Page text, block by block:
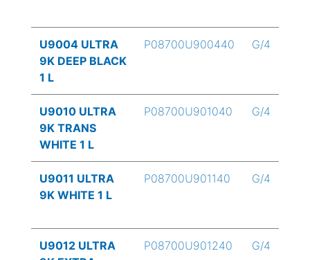
U9004 ULTRA
9K DEEP BLACK
1 L
P08700U900440 G/4
U9010 ULTRA
9K TRANS
WHITE 1 L
P08700U901040 G/4
U9011 ULTRA
9K WHITE 1 L
P08700U901140 G/4
U9012 ULTRA
P08700U901240 G/4